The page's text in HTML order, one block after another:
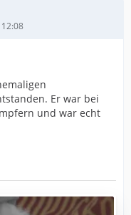
Er war bei
und war echt